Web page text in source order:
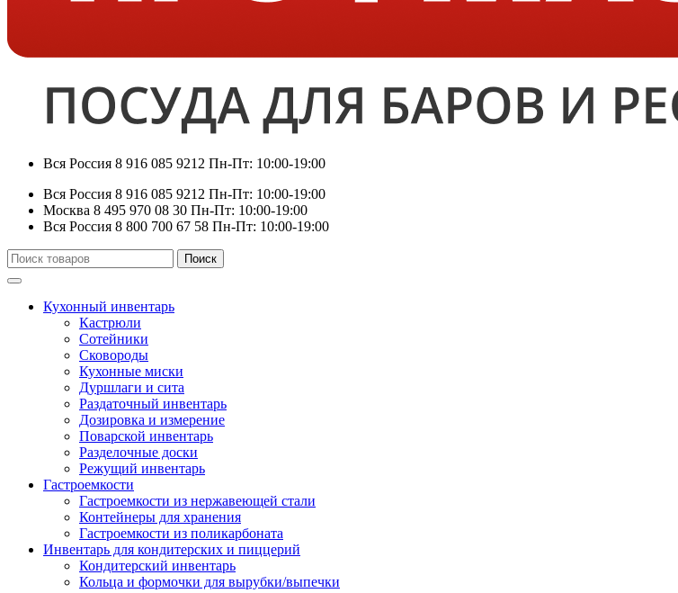
Вся Россия 8 916 085 9212 Пн-Пт: 10:00-19:00
Вся Россия 8 916 085 9212 Пн-Пт: 10:00-19:00
Москва 8 495 970 08 30 Пн-Пт: 10:00-19:00
Вся Россия 8 800 700 67 58 Пн-Пт: 10:00-19:00
Искать:
Поиск
Кухонный инвентарь
Кастрюли
Сотейники
Сковороды
Кухонные миски
Дуршлаги и сита
Раздаточный инвентарь
Дозировка и измерение
Поварской инвентарь
Разделочные доски
Режущий инвентарь
Гастроемкости
Гастроемкости из нержавеющей стали
Контейнеры для хранения
Гастроемкости из поликарбоната
Инвентарь для кондитерских и пиццерий
Кондитерский инвентарь
Кольца и формочки для вырубки/выпечки